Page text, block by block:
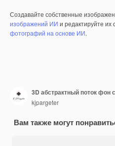
Создавайте собственные
изображений ИИ и редактируйте
фотографий на основе ИИ.
3D абстрактный поток фон
kjpargeter
Вам также могут